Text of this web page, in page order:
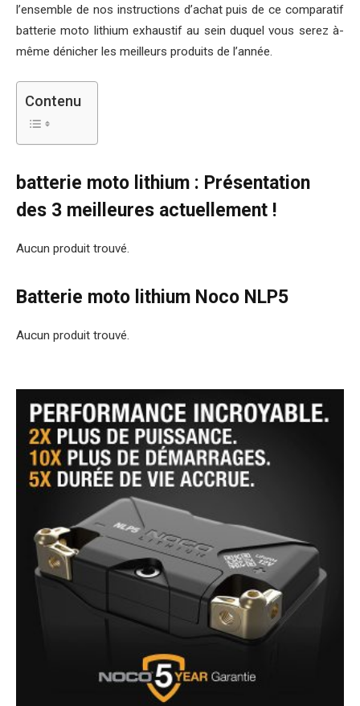
l’ensemble de nos instructions d’achat puis de ce comparatif
batterie moto lithium exhaustif au sein duquel vous serez à-
même dénicher les meilleurs produits de l’année.
Contenu
batterie moto lithium : Présentation
des 3 meilleures actuellement !
Aucun produit trouvé.
Batterie moto lithium Noco NLP5
Aucun produit trouvé.